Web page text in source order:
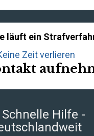
läuft ein
Zeit verlieren
Schnelle Hilfe -